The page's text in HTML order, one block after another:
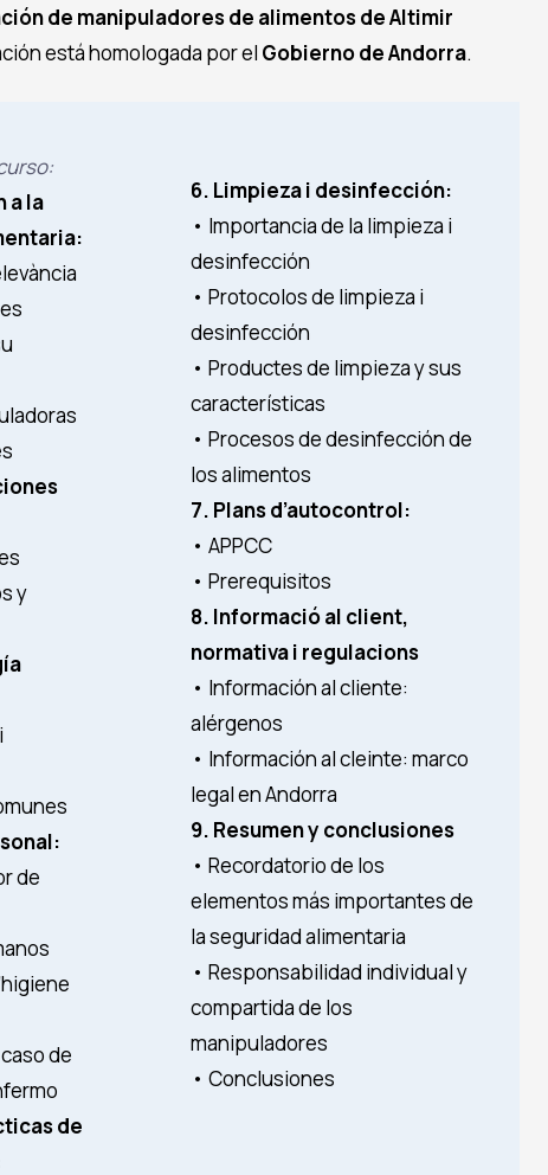
de manipuladores de alimentos de Altimir
está homologada por el Gobierno de Andorra.
a la
y
de
de
de
6. Limpieza i desinfección:
• Importancia de la limpieza i
desinfección
• Protocolos de limpieza i
desinfección
• Productes de limpieza y sus
características
• Procesos de desinfección de
los alimentos
7. Plans d’autocontrol:
• APPCC
• Prerequisitos
8. Informació al client,
normativa i regulacions
• Información al cliente:
alérgenos
• Información al cleinte: marco
legal en Andorra
9. Resumen y conclusiones
• Recordatorio de los
elementos más importantes de
la seguridad alimentaria
• Responsabilidad individual y
compartida de los
manipuladores
• Conclusiones